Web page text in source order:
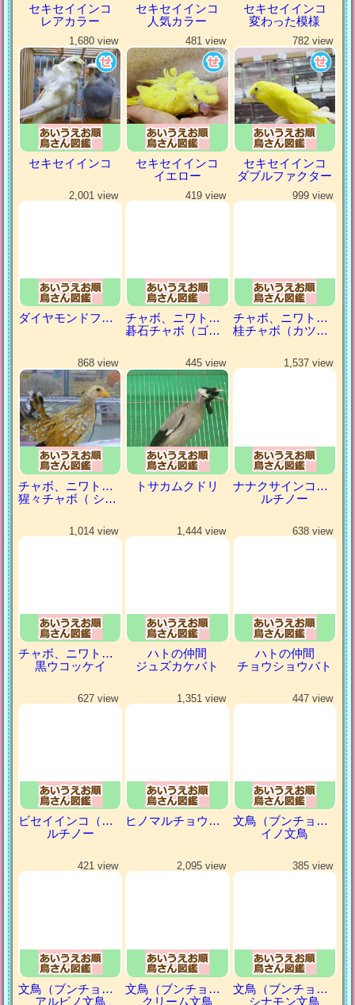
セキセイインコ
レアカラー
セキセイインコ
人気カラー
セキセイインコ
変わった模様
1,680 view
セキセイインコ
481 view
セキセイインコ
イエロー
782 view
セキセイインコ
ダブルファクター
2,001 view
ダイヤモンドフィンチ
419 view
チャボ、ニワトリの仲間
碁石チャボ（ゴイシチャボ）
999 view
チャボ、ニワトリの仲間
桂チャボ（カツラチャボ）
868 view
チャボ、ニワトリの仲間
猩々チャボ（ ショウジョウチャボ）
445 view
トサカムクドリ
1,537 view
ナナクサインコ（七草インコ）
ルチノー
1,014 view
チャボ、ニワトリの仲間
黒ウコッケイ
1,444 view
ハトの仲間
ジュズカケバト
638 view
ハトの仲間
チョウショウバト
627 view
ビセイインコ（美声インコ）
ルチノー
1,351 view
ヒノマルチョウ（日の丸鳥）
447 view
文鳥（ブンチョウ）
イノ文鳥
421 view
文鳥（ブンチョウ）
アルビノ文鳥
2,095 view
文鳥（ブンチョウ）
クリーム文鳥
385 view
文鳥（ブンチョウ）
シナモン文鳥